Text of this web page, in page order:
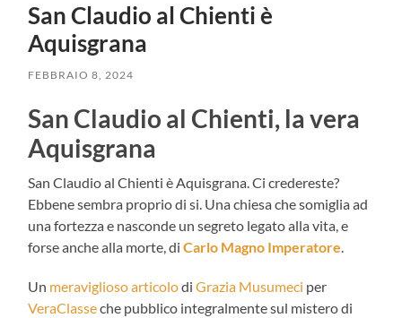
San Claudio al Chienti è
Aquisgrana
FEBBRAIO 8, 2024
San Claudio al Chienti, la vera
Aquisgrana
San Claudio al Chienti è Aquisgrana. Ci credereste?
Ebbene sembra proprio di si. Una chiesa che somiglia ad
una fortezza e nasconde un segreto legato alla vita, e
forse anche alla morte, diCarlo Magno Imperatore.
Un meraviglioso articolodiGrazia Musumeci per
VeraClasseche pubblico integralmente sul mistero di